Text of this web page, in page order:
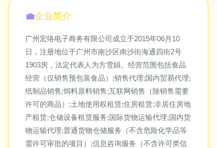
企业简介
广州宏络电子商务有限公司成立于2015年06月10
日，注册地位于广州市南沙区南沙街海通四街2号
1903房，法定代表人为方雪娟。经营范围包括食品
经营（仅销售预包装食品）;销售代理;国内贸易代理;
纸制品销售;饲料原料销售;互联网销售（除销售需要
许可的商品）;土地使用权租赁;住房租赁;非居住房地
产租赁;仓储设备租赁服务;国际货物运输代理;国内货
物运输代理;普通货物仓储服务（不含危险化学品等
需许可审批的项目）;信息咨询服务（不含许可类信